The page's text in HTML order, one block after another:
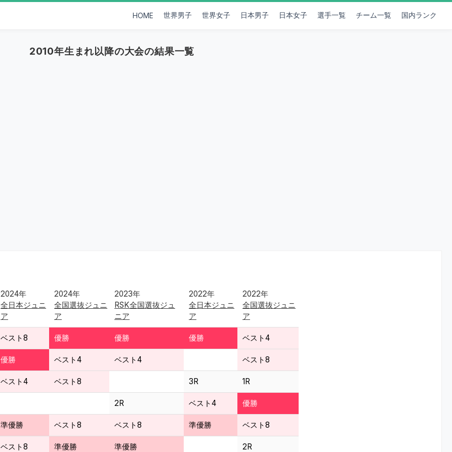
HOME 世界男子 世界女子 日本男子 日本女子 選手一覧 チーム一覧 国内ランク
2010年生まれ以降の大会の結果一覧
2024年
全日本ジュニ
ア
2024年
全国選抜ジュニ
ア
2023年
RSK全国選抜ジュ
ニア
2022年
全日本ジュニ
ア
2022年
全国選抜ジュニ
ア
ベスト8 優勝 優勝 優勝 ベスト4
優勝 ベスト4 ベスト4 ベスト8
ベスト4 ベスト8 3R 1R
2R ベスト4 優勝
準優勝 ベスト8 ベスト8 準優勝 ベスト8
ベスト8 準優勝 準優勝 2R